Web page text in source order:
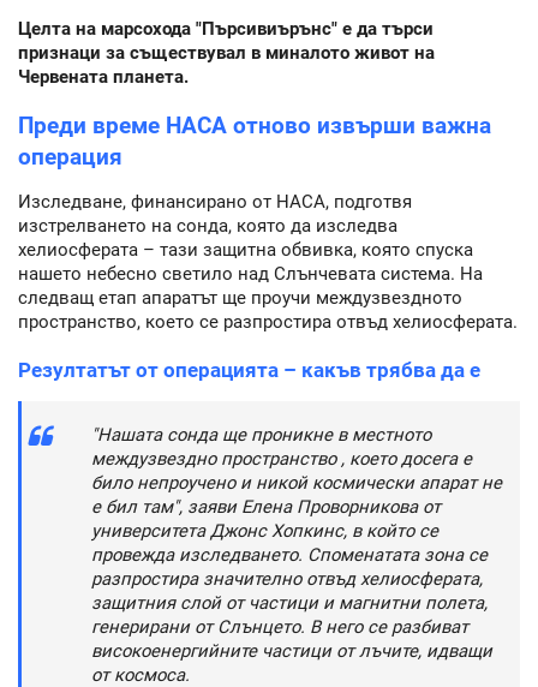
Целта на марсохода "Пърсивиърънс" е да търси
признаци за съществувал в миналото живот на
Червената планета.
Преди време НАСА отново извърши важна
операция
Изследване, финансирано от НАСА, подготвя
изстрелването на сонда, която да изследва
хелиосферата – тази защитна обвивка, която спуска
нашето небесно светило над Слънчевата система. На
следващ етап апаратът ще проучи междузвездното
пространство, което се разпростира отвъд хелиосферата.
Резултатът от операцията – какъв трябва да е
"Нашата сонда ще проникне в местното
междузвездно пространство , което досега е
било непроучено и никой космически апарат не
е бил там", заяви Елена Проворникова от
университета Джонс Хопкинс, в който се
провежда изследването. Споменатата зона се
разпростира значително отвъд хелиосферата,
защитния слой от частици и магнитни полета,
генерирани от Слънцето. В него се разбиват
високоенергийните частици от лъчите, идващи
от космоса.